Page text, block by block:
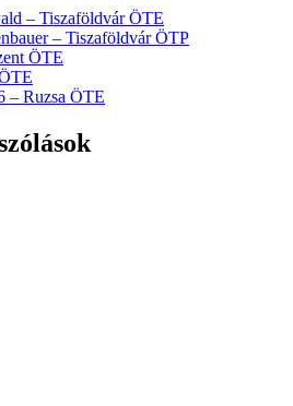
– Tiszaföldvár ÖTE
– Tiszaföldvár ÖTP
ÖTE
– Ruzsa ÖTE